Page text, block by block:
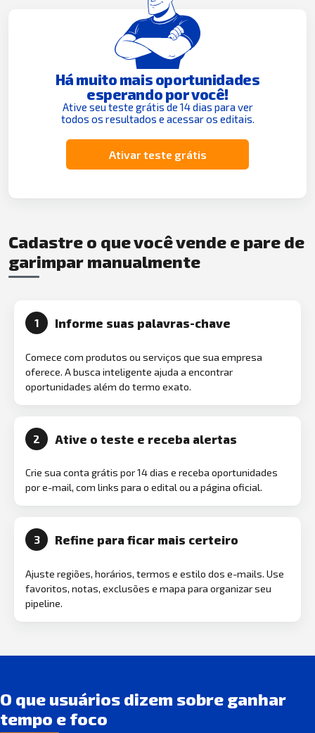
Há muito mais oportunidades
esperando por você!
Ative seu teste grátis de 14 dias para ver
todos os resultados e acessar os editais.
Ativar teste grátis
Cadastre o que você vende e pare de
garimpar manualmente
1 Informe suas palavras-chave
Comece com produtos ou serviços que sua empresa
oferece. A busca inteligente ajuda a encontrar
oportunidades além do termo exato.
2 Ative o teste e receba alertas
Crie sua conta grátis por 14 dias e receba oportunidades
por e-mail, com links para o edital ou a página oficial.
3 Refine para ficar mais certeiro
Ajuste regiões, horários, termos e estilo dos e-mails. Use
favoritos, notas, exclusões e mapa para organizar seu
pipeline.
O que usuários dizem sobre ganhar
tempo e foco